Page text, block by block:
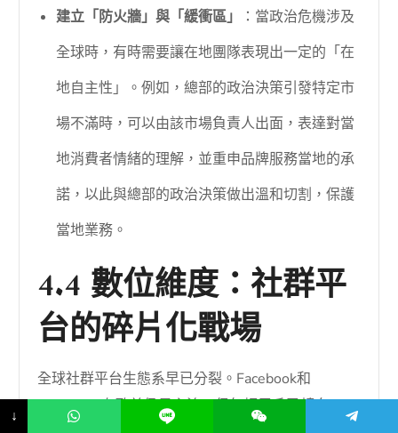
建立「防火牆」與「緩衝區」
：當政治危機涉及
全球時，有時需要讓在地團隊表現出一定的「在
地自主性」。例如，總部的政治決策引發特定市
場不滿時，可以由該市場負責人出面，表達對當
地消費者情緒的理解，並重申品牌服務當地的承
諾，以此與總部的政治決策做出溫和切割，保護
當地業務。
4.4 數位維度：社群平
台的碎片化戰場
全球社群平台生態系早已分裂。Facebook和
Instagram在歐美仍是主流，但年輕用戶已轉向
↓